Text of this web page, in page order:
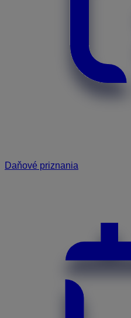
Daňové priznania